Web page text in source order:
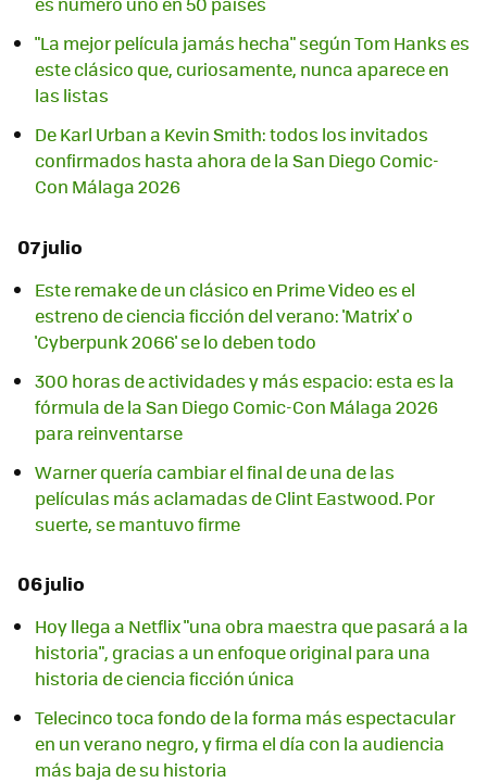
"La mejor película jamás hecha" según Tom Hanks es
este clásico que, curiosamente, nunca aparece en
las listas
De Karl Urban a Kevin Smith: todos los invitados
confirmados hasta ahora de la San Diego Comic-
Con Málaga 2026
07 julio
Este remake de un clásico en Prime Video es el
estreno de ciencia ficción del verano: 'Matrix' o
'Cyberpunk 2066' se lo deben todo
300 horas de actividades y más espacio: esta es la
fórmula de la San Diego Comic-Con Málaga 2026
para reinventarse
Warner quería cambiar el final de una de las
películas más aclamadas de Clint Eastwood. Por
suerte, se mantuvo firme
06 julio
Hoy llega a Netflix "una obra maestra que pasará a la
historia", gracias a un enfoque original para una
historia de ciencia ficción única
Telecinco toca fondo de la forma más espectacular
en un verano negro, y firma el día con la audiencia
más baja de su historia